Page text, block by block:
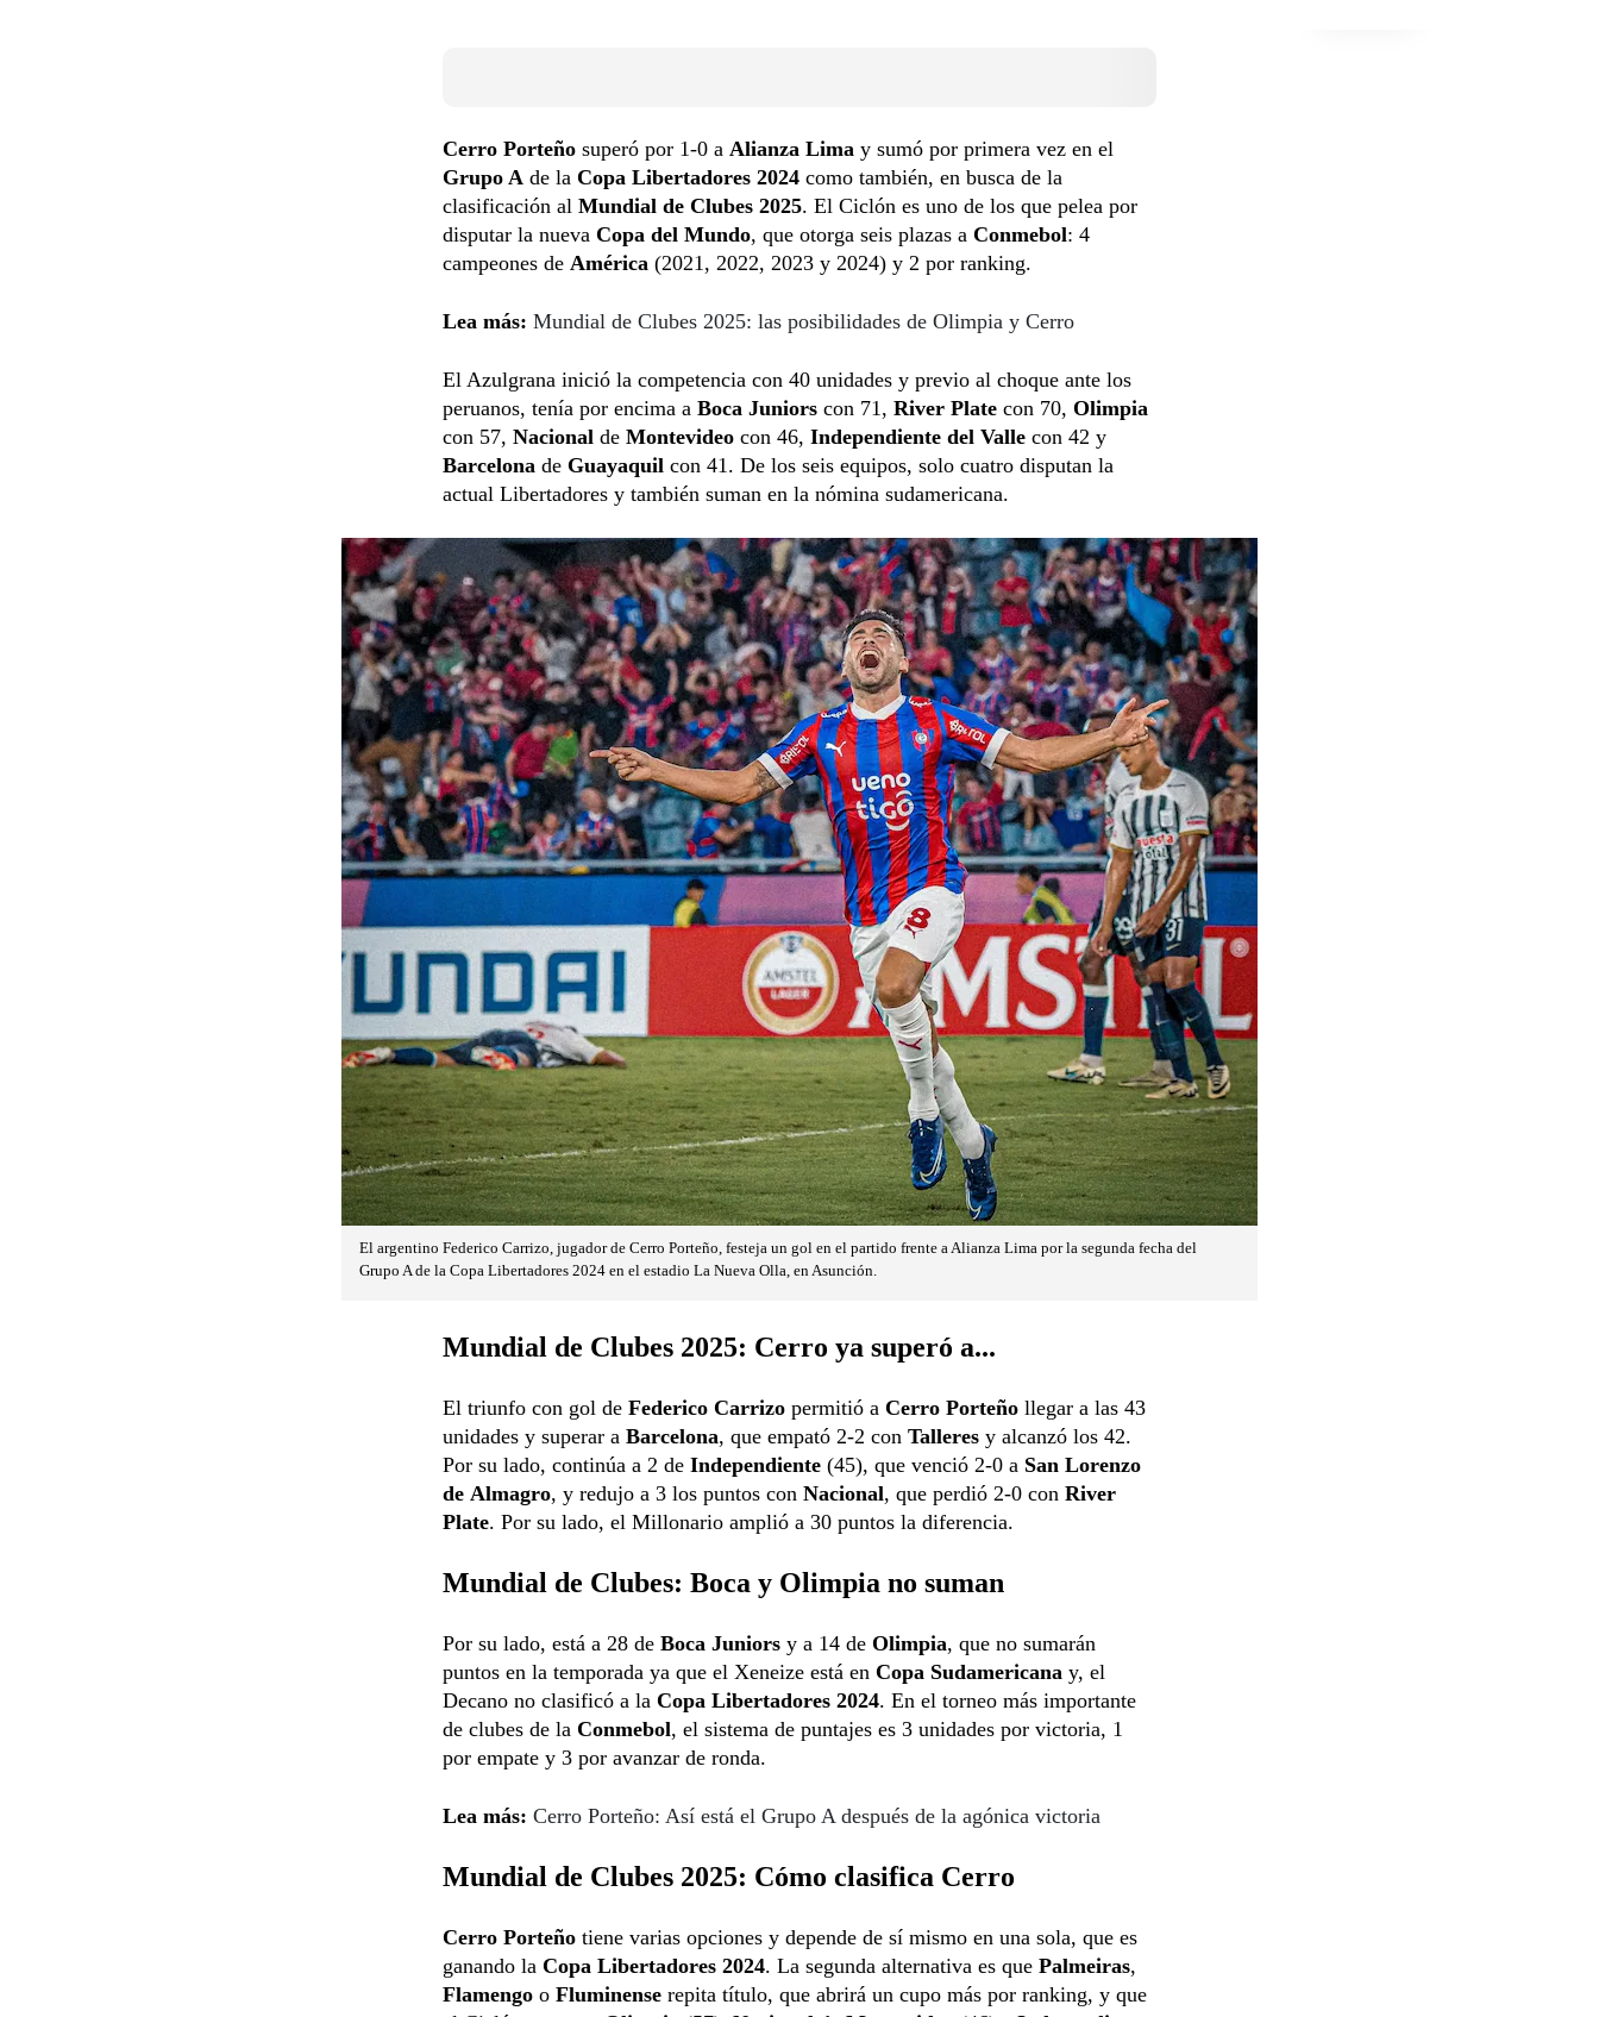
Cerro Porteño superó por 1-0 a Alianza Lima y sumó por primera vez en el
Grupo A de la Copa Libertadores 2024 como también, en busca de la
clasificación al Mundial de Clubes 2025. El Ciclón es uno de los que pelea por
disputar la nueva Copa del Mundo, que otorga seis plazas a Conmebol: 4
campeones de América (2021, 2022, 2023 y 2024) y 2 por ranking.
Lea más: Mundial de Clubes 2025: las posibilidades de Olimpia y Cerro
El Azulgrana inició la competencia con 40 unidades y previo al choque ante los
peruanos, tenía por encima a Boca Juniors con 71, River Plate con 70, Olimpia
con 57, Nacional de Montevideo con 46, Independiente del Valle con 42 y
Barcelona de Guayaquil con 41. De los seis equipos, solo cuatro disputan la
actual Libertadores y también suman en la nómina sudamericana.
El argentino Federico Carrizo, jugador de Cerro Porteño, festeja un gol en el partido frente a Alianza Lima por la segunda fecha del
Grupo A de la Copa Libertadores 2024 en el estadio La Nueva Olla, en Asunción.
Mundial de Clubes 2025: Cerro ya superó a...
El triunfo con gol de Federico Carrizo permitió a Cerro Porteño llegar a las 43
unidades y superar a Barcelona, que empató 2-2 con Talleres y alcanzó los 42.
Por su lado, continúa a 2 de Independiente (45), que venció 2-0 a San Lorenzo
de Almagro, y redujo a 3 los puntos con Nacional, que perdió 2-0 con River
Plate. Por su lado, el Millonario amplió a 30 puntos la diferencia.
Mundial de Clubes: Boca y Olimpia no suman
Por su lado, está a 28 de Boca Juniors y a 14 de Olimpia, que no sumarán
puntos en la temporada ya que el Xeneize está en Copa Sudamericana y, el
Decano no clasificó a la Copa Libertadores 2024. En el torneo más importante
de clubes de la Conmebol, el sistema de puntajes es 3 unidades por victoria, 1
por empate y 3 por avanzar de ronda.
Lea más: Cerro Porteño: Así está el Grupo A después de la agónica victoria
Mundial de Clubes 2025: Cómo clasifica Cerro
Cerro Porteño tiene varias opciones y depende de sí mismo en una sola, que es
ganando la Copa Libertadores 2024. La segunda alternativa es que Palmeiras,
Flamengo o Fluminense repita título, que abrirá un cupo más por ranking, y que